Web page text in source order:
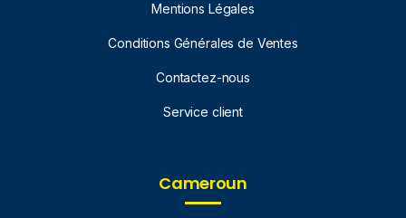
Mentions Légales
Conditions Générales de Ventes
Contactez-nous
Service client
Cameroun